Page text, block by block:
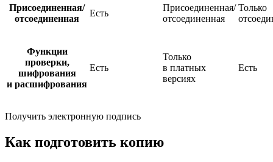
Присоединенная/
отсоединенная
Есть
Присоединенная/
отсоединенная
Только
Функции
проверки,
шифрования
и расшифрования
Есть
Только
в платных
версиях
Есть
Получить электронную подпись
Как подготовить копию